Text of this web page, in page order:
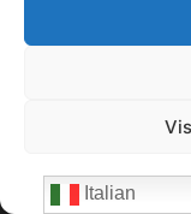
Italian